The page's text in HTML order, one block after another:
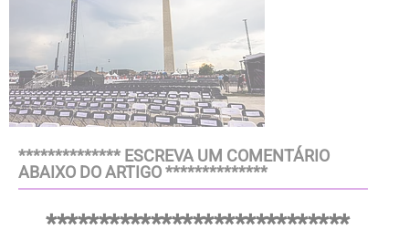
************** ESCREVA UM COMENTÁRIO
ABAIXO DO ARTIGO **************
*****************************